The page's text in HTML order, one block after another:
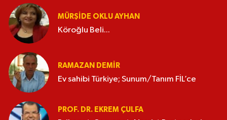
MÜRŞIDE OKLU AYHAN
Köroğlu Beli...
RAMAZAN DEMİR
Ev sahibi Türkiye; Sunum/Tanım FİL’ce
PROF. DR. EKREM ÇULFA